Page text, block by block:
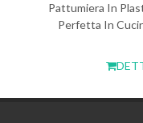
Pattumiera In
Perfetta In